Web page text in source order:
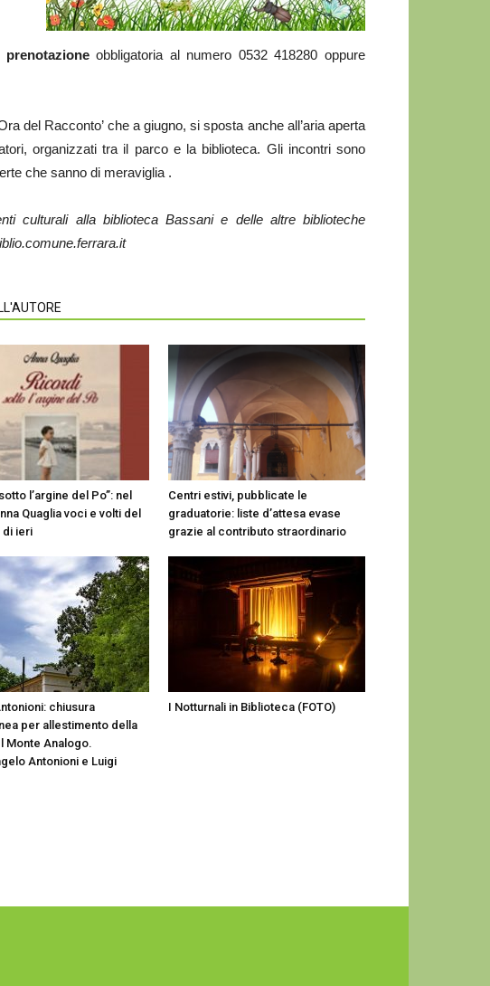
prenotazioneobbligatoria al numero 0532 418280 oppure
del Racconto’ che a giugno, si sposta anche all’aria aperta
organizzati tra il parco e la biblioteca. Gli incontri sono
che sanno di meraviglia .
culturali alla biblioteca Bassani e delle altre biblioteche
l’argine del Po”: nel
Quaglia voci e volti del
di ieri
Centri estivi, pubblicate le
graduatorie: liste d’attesa evase
grazie al contributo straordinario
chiusura
per allestimento della
Monte Analogo.
Antonioni e Luigi
I Notturnali in Biblioteca (FOTO)